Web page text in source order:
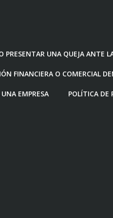
PRESENTAR UNA QUEJA ANTE
FINANCIERA O COMERCIAL
UNA EMPRESA POLÍTICA DE